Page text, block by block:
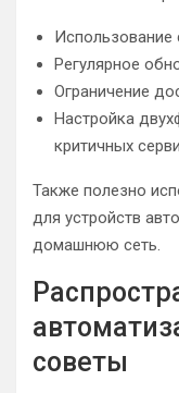
Использование
Регулярное
Ограничение
Настройка
критичных
Также полезно
для устройств
домашнюю сеть.
советы